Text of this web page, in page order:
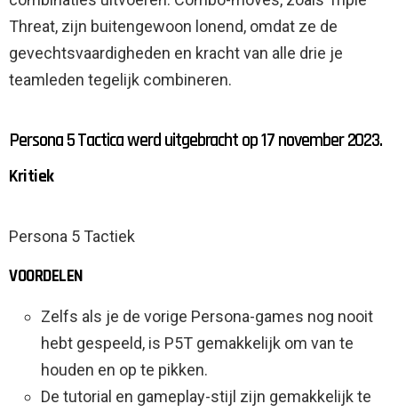
Threat, zijn buitengewoon lonend, omdat ze de
gevechtsvaardigheden en kracht van alle drie je
teamleden tegelijk combineren.
Persona 5 Tactica werd uitgebracht op 17 november 2023.
Kritiek
Persona 5 Tactiek
VOORDELEN
Zelfs als je de vorige Persona-games nog nooit
hebt gespeeld, is P5T gemakkelijk om van te
houden en op te pikken.
De tutorial en gameplay-stijl zijn gemakkelijk te